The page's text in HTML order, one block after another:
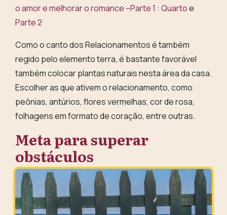
o amor e melhorar o romance –Parte 1 : Quartoe
Parte 2
Como o canto dos Relacionamentos é também
regido pelo elemento terra, é bastante favorável
também colocarplantas naturaisnesta área da casa.
Escolher as que ativem o relacionamento, como
peônias, antúrios, flores vermelhas, cor de rosa,
folhagens em formato de coração, entre outras.
Meta para superar
obstáculos